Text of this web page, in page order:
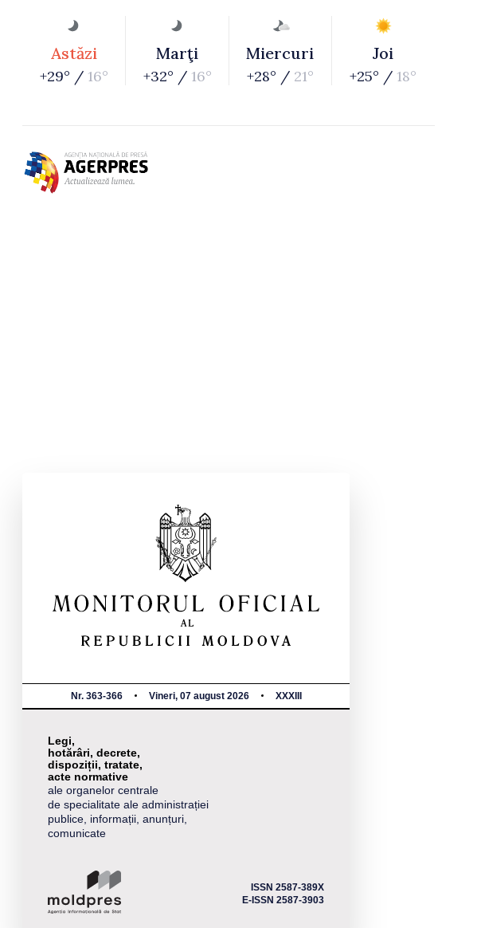
Astăzi
+29° / 16°
Marţi
+32° / 16°
Miercuri
+28° / 21°
Joi
+25° / 18°
Nr. 363-366 Vineri, 07 august 2026 XXXIII
Legi,
hotărâri, decrete,
dispoziții, tratate,
acte normative
ale organelor centrale
de specialitate ale administrației
publice, informații, anunțuri,
comunicate
ISSN 2587-389X
E-ISSN 2587-3903